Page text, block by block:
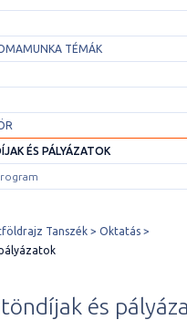
TÉMÁK
ÉS PÁLYÁZATOK
Tanszék
Oktatás
és